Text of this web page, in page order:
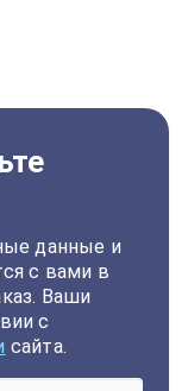
данные и
с вами в
Ваши
с
сайта.